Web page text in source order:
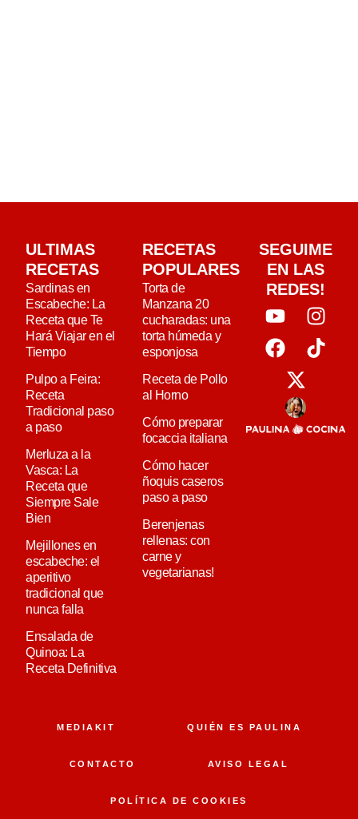
ULTIMAS
RECETAS
Sardinas en
Escabeche: La
Receta que Te
Hará Viajar en el
Tiempo
Pulpo a Feira:
Receta
Tradicional paso
a paso
Merluza a la
Vasca: La
Receta que
Siempre Sale
Bien
Mejillones en
escabeche: el
aperitivo
tradicional que
nunca falla
Ensalada de
Quinoa: La
Receta Definitiva
RECETAS
POPULARES
Torta de
Manzana 20
cucharadas: una
torta húmeda y
esponjosa
Receta de Pollo
al Horno
Cómo preparar
focaccia italiana
Cómo hacer
ñoquis caseros
paso a paso
Berenjenas
rellenas: con
carne y
vegetarianas!
SEGUIME
EN LAS
REDES!
MEDIAKIT QUIÉN ES PAULINA
CONTACTO AVISO LEGAL
POLÍTICA DE COOKIES